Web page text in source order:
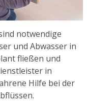
notwendige
und Abwasser in
fließen und
in
Hilfe bei der